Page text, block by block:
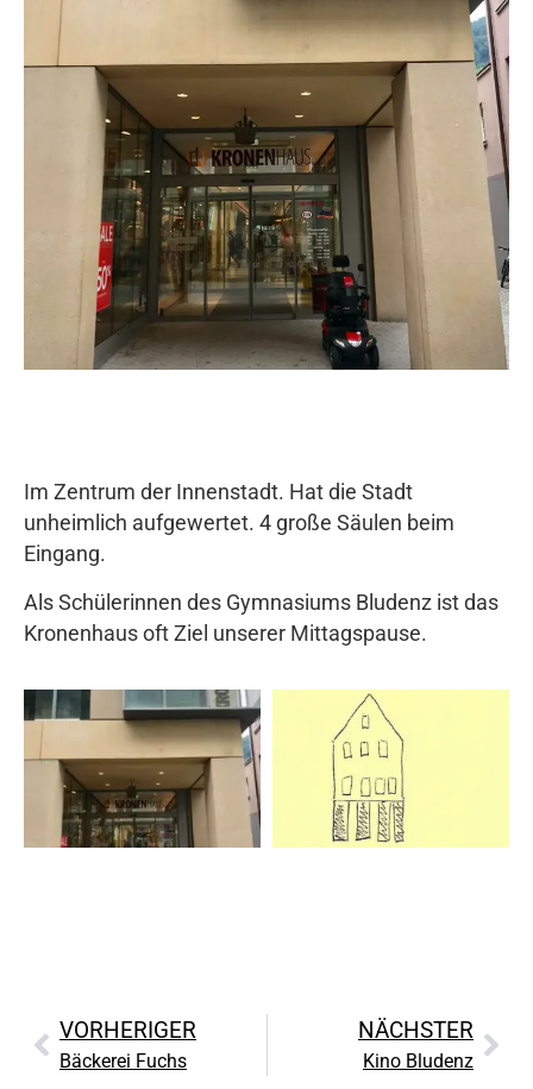
Im Zentrum der Innenstadt. Hat die Stadt
unheimlich aufgewertet. 4 große Säulen beim
Eingang.
Als Schülerinnen des Gymnasiums Bludenz ist das
Kronenhaus oft Ziel unserer Mittagspause.
VORHERIGER
Bäckerei Fuchs
NÄCHSTER
Kino Bludenz